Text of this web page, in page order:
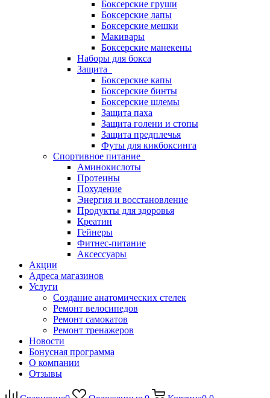
Боксерские груши
Боксерские лапы
Боксерские мешки
Макивары
Боксерские манекены
Наборы для бокса
Защита
Боксерские капы
Боксерские бинты
Боксерские шлемы
Защита паха
Защита голени и стопы
Защита предплечья
Футы для кикбоксинга
Спортивное питание
Аминокислоты
Протеины
Похудение
Энергия и восстановление
Продукты для здоровья
Креатин
Гейнеры
Фитнес-питание
Аксессуары
Акции
Адреса магазинов
Услуги
Создание анатомических стелек
Ремонт велосипедов
Ремонт самокатов
Ремонт тренажеров
Новости
Бонусная программа
О компании
Отзывы